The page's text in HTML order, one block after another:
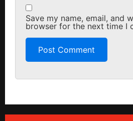
Save my name, email, and
browser for the next time I